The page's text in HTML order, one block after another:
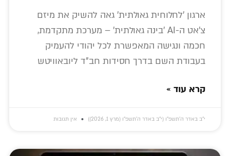
ארגון 'לחלוחית גאולתית' גאה להשיק את מיזם
צ'אט ה-AI 'בינה גאולתית' – מערכת מתקדמת,
חכמה ונגישה המאפשרת לכל יהודי להעמיק
בעבודת השם בדרך חסידות חב"ד ליובאוויטש
קרא עוד »
י״ב באדר ה׳תשפ״ו (י״ב באדר ה׳תשפ״ו (מרץ 1, 2026)) אין תגובות